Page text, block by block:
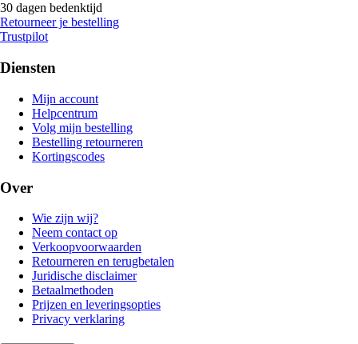
30 dagen bedenktijd
Retourneer je bestelling
Trustpilot
Diensten
Mijn account
Helpcentrum
Volg mijn bestelling
Bestelling retourneren
Kortingscodes
Over
Wie zijn wij?
Neem contact op
Verkoopvoorwaarden
Retourneren en terugbetalen
Juridische disclaimer
Betaalmethoden
Prijzen en leveringsopties
Privacy verklaring